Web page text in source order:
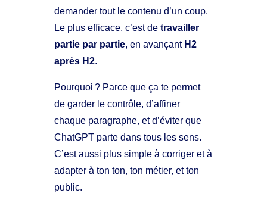
demander tout le contenu d’un coup.
Le plus efficace, c’est detravailler
partie par partie, en avançant H2
après H2.
Pourquoi ? Parce que ça te permet
de garder le contrôle, d’affiner
chaque paragraphe, et d’éviter que
ChatGPT parte dans tous les sens.
C’est aussi plus simple à corriger et à
adapter à ton ton, ton métier, et ton
public.